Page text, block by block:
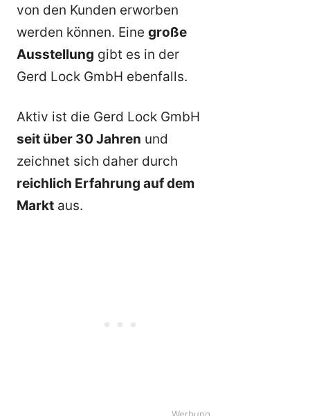
von den Kunden erworben
werden können. Eine große
Ausstellung gibt es in der
Gerd Lock GmbH ebenfalls.
Aktiv ist die Gerd Lock GmbH
seit über 30 Jahren und
zeichnet sich daher durch
reichlich Erfahrung auf dem
Markt aus.